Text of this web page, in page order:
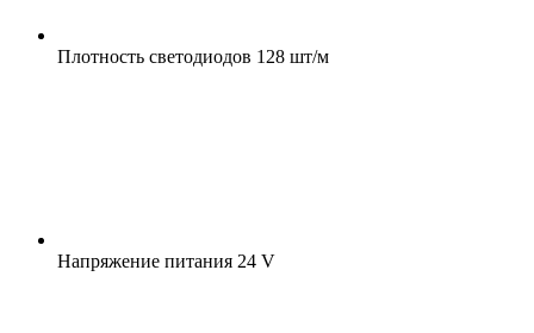
Плотность светодиодов 128 шт/м
Напряжение питания 24 V